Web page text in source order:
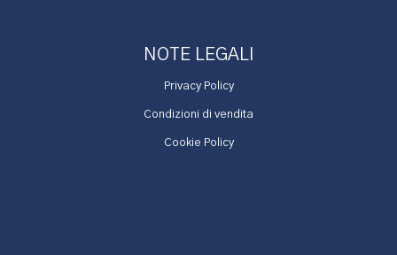
NOTE LEGALI
Privacy Policy
Condizioni di vendita
Cookie Policy